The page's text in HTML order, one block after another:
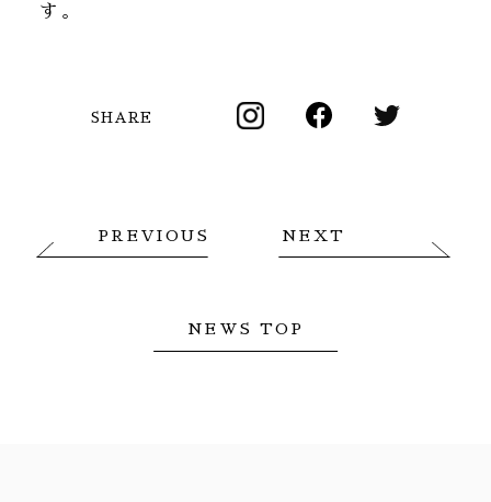
す。
SHARE
PREVIOUS
NEWS TOP
NEXT